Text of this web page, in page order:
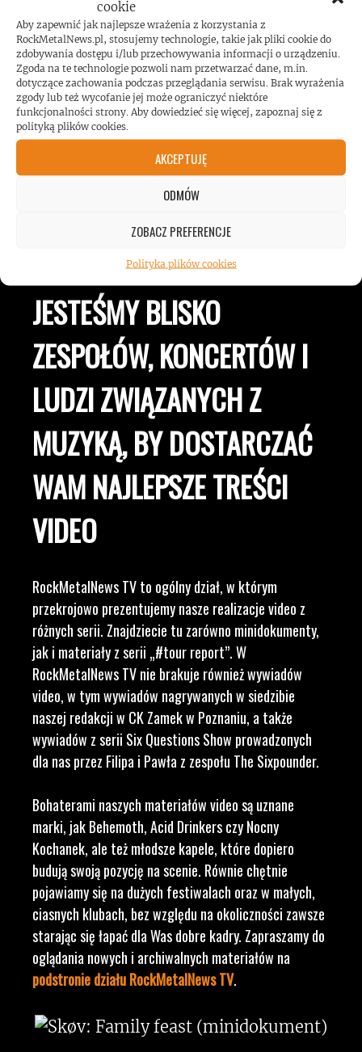
cookie
Aby zapewnić jak najlepsze wrażenia z korzystania z
RockMetalNews.pl, stosujemy technologie, takie jak pliki cookie do
zdobywania dostępu i/lub przechowywania informacji o urządzeniu.
Zgoda na te technologie pozwoli nam przetwarzać dane, m.in.
dotyczące zachowania podczas przeglądania serwisu. Brak wyrażenia
zgody lub też wycofanie jej może ograniczyć niektóre
funkcjonalności strony. Aby dowiedzieć się więcej, zapoznaj się z
polityką plików cookies.
AKCEPTUJĘ
ODMÓW
ZOBACZ PREFERENCJE
Polityka plików cookies
Koncert AC/DC przekroczył poziom
hałasu!
ROCKMETALNEWS TV
JESTEŚMY BLISKO
ZESPOŁÓW, KONCERTÓW I
LUDZI ZWIĄZANYCH Z
MUZYKĄ, BY DOSTARCZAĆ
WAM NAJLEPSZE TREŚCI
VIDEO
RockMetalNews TV to ogólny dział, w którym
przekrojowo prezentujemy nasze realizacje video z
różnych serii. Znajdziecie tu zarówno minidokumenty,
jak i materiały z serii „#tour report”. W
RockMetalNews TV nie brakuje również wywiadów
video, w tym wywiadów nagrywanych w siedzibie
naszej redakcji w CK Zamek w Poznaniu, a także
wywiadów z serii Six Questions Show prowadzonych
dla nas przez Filipa i Pawła z zespołu The Sixpounder.
Bohaterami naszych materiałów video są uznane
marki, jak Behemoth, Acid Drinkers czy Nocny
Kochanek, ale też młodsze kapele, które dopiero
budują swoją pozycję na scenie. Równie chętnie
pojawiamy się na dużych festiwalach oraz w małych,
ciasnych klubach, bez względu na okoliczności zawsze
starając się łapać dla Was dobre kadry. Zapraszamy do
oglądania nowych i archiwalnych materiałów na
podstronie działu RockMetalNews TV.